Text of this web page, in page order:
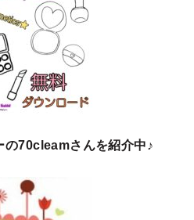
の70cleamさんを紹介中♪